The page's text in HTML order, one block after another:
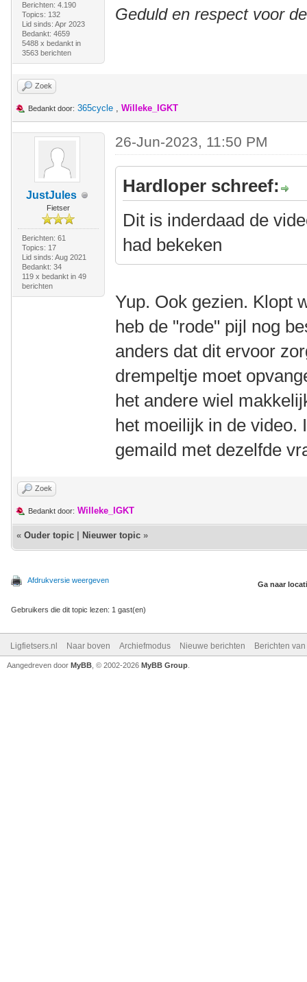
Berichten: 4.190
Topics: 132
Lid sinds: Apr 2023
Bedankt: 4659
5488 x bedankt in
3563 berichten
Geduld en respect voor
Zoek
Bedankt door: 365cycle , Willeke_IGKT
JustJules
Fietser
Berichten: 61
Topics: 17
Lid sinds: Aug 2021
Bedankt: 34
119 x bedankt in 49
berichten
26-Jun-2023, 11:50 PM
Hardloper schreef:
Dit is inderdaad de
had bekeken
Yup. Ook gezien. Klopt
heb de "rode" pijl nog
anders dat dit ervoor
drempeltje moet
het andere wiel
het moeilijk in de video.
gemaild met dezelfde
Zoek
Bedankt door: Willeke_IGKT
« Ouder topic Nieuwer topic »
Afdrukversie weergeven Ga naar
Gebruikers die dit topic lezen: 1 gast(en)
Ligfietsers.nl Naar boven Archiefmodus Nieuwe berichten Berichten
Aangedreven door MyBB , © 2002-2026 MyBB Group